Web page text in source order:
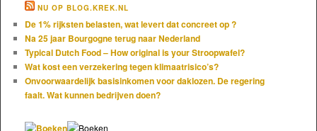
NU OP BLOG.KREK.NL
De 1% rijksten belasten, wat levert dat concreet op ?
Na 25 jaar Bourgogne terug naar Nederland
Typical Dutch Food – How original is your Stroopwafel?
Wat kost een verzekering tegen klimaatrisico’s?
Onvoorwaardelijk basisinkomen voor daklozen. De regering
faalt. Wat kunnen bedrijven doen?